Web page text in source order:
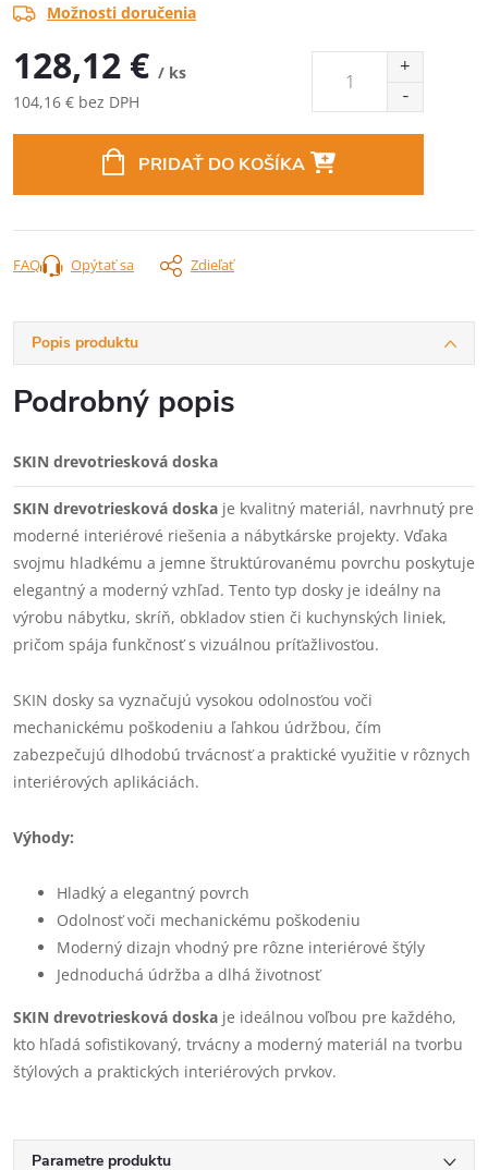
Možnosti doručenia
128,12 € / ks
104,16 € bez DPH
PRIDAŤ DO KOŠÍKA
Opýtať sa Zdieľať
FAQ
Popis produktu
Podrobný popis
SKIN drevotriesková doska
SKIN drevotriesková doska je kvalitný materiál, navrhnutý pre
moderné interiérové riešenia a nábytkárske projekty. Vďaka
svojmu hladkému a jemne štruktúrovanému povrchu poskytuje
elegantný a moderný vzhľad. Tento typ dosky je ideálny na
výrobu nábytku, skríň, obkladov stien či kuchynských liniek,
pričom spája funkčnosť s vizuálnou príťažlivosťou.
SKIN dosky sa vyznačujú vysokou odolnosťou voči
mechanickému poškodeniu a ľahkou údržbou, čím
zabezpečujú dlhodobú trvácnosť a praktické využitie v rôznych
interiérových aplikáciách.
Výhody:
Hladký a elegantný povrch
Odolnosť voči mechanickému poškodeniu
Moderný dizajn vhodný pre rôzne interiérové štýly
Jednoduchá údržba a dlhá životnosť
SKIN drevotriesková doska je ideálnou voľbou pre každého,
kto hľadá sofistikovaný, trvácny a moderný materiál na tvorbu
štýlových a praktických interiérových prvkov.
Parametre produktu